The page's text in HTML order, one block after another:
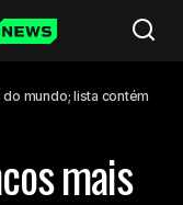
mundo; lista contém
mais